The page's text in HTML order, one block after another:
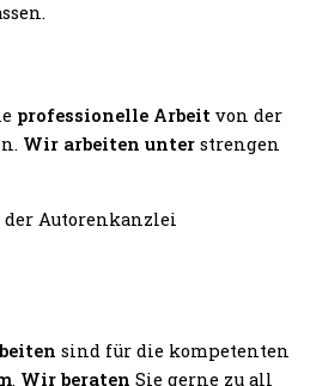
professionelle Arbeit von der
Wir arbeiten unter strengen
sind für die kompetenten
. Wir beraten Sie gerne zu all